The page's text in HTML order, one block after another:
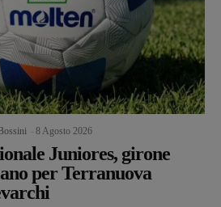
8 Agosto 2026
Juniores, girone
per Terranuova